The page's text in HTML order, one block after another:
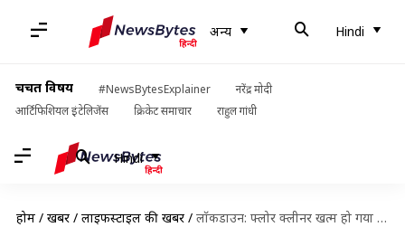
अन्य Hindi
चर्चित विषय #NewsBytesExplainer
नरेंद्र मोदी
आर्टिफिशियल इंटेलिजेंस
क्रिकेट समाचार राहुल गांधी
Hindi
होम / खबरें / लाइफस्टाइल की खबरें / लॉकडाउन: फ्लोर क्लीनर खत्म हो गया है? घर में मौजूद इन चीजों से करें सफाई